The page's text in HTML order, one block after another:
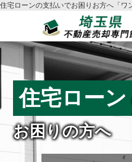
住宅ローン
お困りの方へ